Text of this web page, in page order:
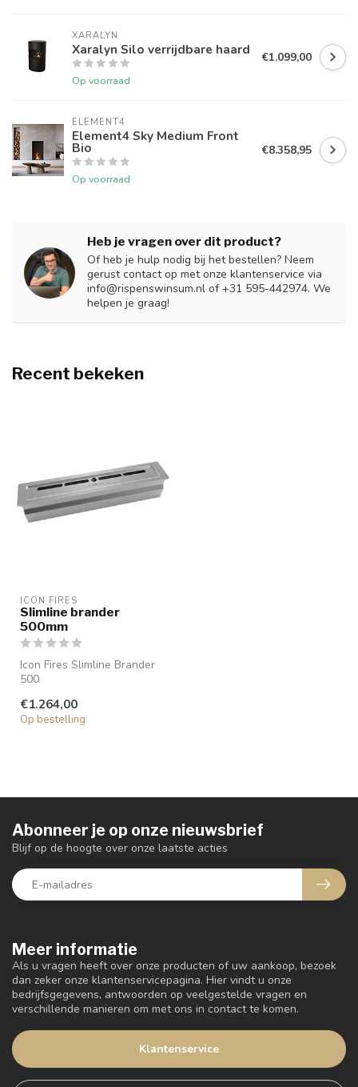
XARALYN
Xaralyn Silo verrijdbare haard
Op voorraad
€1.099,00
ELEMENT4
Element4 Sky Medium Front
Bio
Op voorraad
€8.358,95
Heb je vragen over dit product?
Of heb je hulp nodig bij het bestellen? Neem
gerust contact op met onze klantenservice via
info@rispenswinsum.nl of +31 595-442974. We
helpen je graag!
Recent bekeken
ICON FIRES
Slimline brander
500mm
Icon Fires Slimline Brander
500
een brander die bran...
€1.264,00
Op bestelling
Meer informatie
Als u vragen heeft over onze producten of uw aankoop, bezoek
dan zeker onze klantenservicepagina. Hier vindt u onze
bedrijfsgegevens, antwoorden op veelgestelde vragen en
verschillende manieren om met ons in contact te komen.
Klantenservice
Abonneer je op onze nieuwsbrief
Blijf op de hoogte over onze laatste acties